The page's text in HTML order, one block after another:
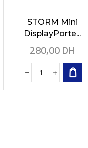
STORM Mini
DisplayPorte...
280,00DH